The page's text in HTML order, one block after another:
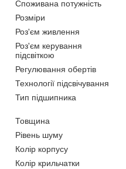
Споживана потужність
Розміри
Роз'єм живлення
Роз'єм керування
підсвіткою
Регулювання обертів
Технології підсвічування
Тип підшипника
Товщина
Рівень шуму
Колір корпусу
Колір крильчатки